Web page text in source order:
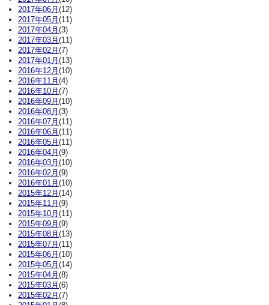
2017年06月(12)
2017年05月(11)
2017年04月(3)
2017年03月(11)
2017年02月(7)
2017年01月(13)
2016年12月(10)
2016年11月(4)
2016年10月(7)
2016年09月(10)
2016年08月(3)
2016年07月(11)
2016年06月(11)
2016年05月(11)
2016年04月(9)
2016年03月(10)
2016年02月(9)
2016年01月(10)
2015年12月(14)
2015年11月(9)
2015年10月(11)
2015年09月(9)
2015年08月(13)
2015年07月(11)
2015年06月(10)
2015年05月(14)
2015年04月(8)
2015年03月(6)
2015年02月(7)